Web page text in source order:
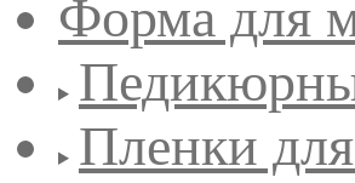
Форма для
Пленки